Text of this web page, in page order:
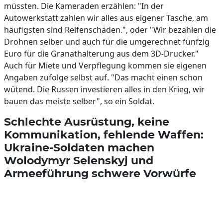
müssten. Die Kameraden erzählen: "In der
Autowerkstatt zahlen wir alles aus eigener Tasche, am
häufigsten sind Reifenschäden.", oder "Wir bezahlen die
Drohnen selber und auch für die umgerechnet fünfzig
Euro für die Granathalterung aus dem 3D-Drucker."
Auch für Miete und Verpflegung kommen sie eigenen
Angaben zufolge selbst auf. "Das macht einen schon
wütend. Die Russen investieren alles in den Krieg, wir
bauen das meiste selber", so ein Soldat.
Schlechte Ausrüstung, keine
Kommunikation, fehlende Waffen:
Ukraine-Soldaten machen
Wolodymyr Selenskyj und
Armeeführung schwere Vorwürfe